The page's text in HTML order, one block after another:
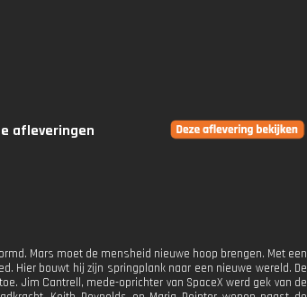
afleveringen
Mars moet de mensheid nieuwe hoop brengen. Met een
Hier bouwt hij zijn springplank naar een nieuwe wereld. De
Jim Cantrell, mede-oprichter van SpaceX werd gek van de